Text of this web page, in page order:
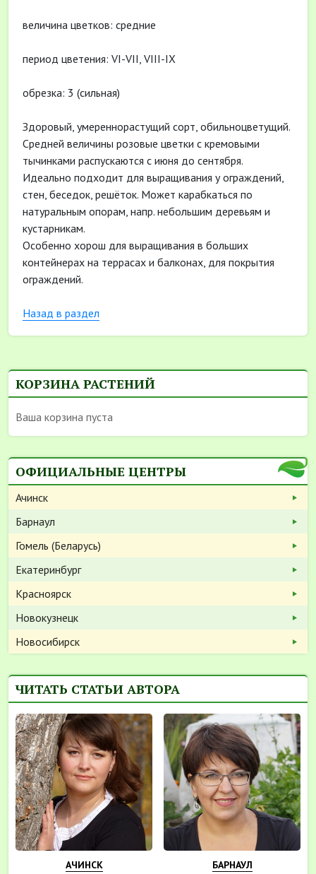
величина цветков: средние
период цветения: VI-VII, VIII-IX
обрезка: 3 (сильная)
Здоровый, умереннорастущий сорт, обильноцветущий.
Средней величины розовые цветки с кремовыми
тычинками распускаются с июня до сентября.
Идеально подходит для выращивания у ограждений,
стен, беседок, решёток. Может карабкаться по
натуральным опорам, напр. небольшим деревьям и
кустарникам.
Особенно хорош для выращивания в больших
контейнерах на террасах и балконах, для покрытия
ограждений.
Назад в раздел
КОРЗИНА РАСТЕНИЙ
Ваша корзина пуста
ОФИЦИАЛЬНЫЕ ЦЕНТРЫ
Ачинск
Барнаул
Гомель (Беларусь)
Екатеринбург
Красноярск
Новокузнецк
Новосибирск
ЧИТАТЬ СТАТЬИ АВТОРА
АЧИНСК
БАРНАУЛ